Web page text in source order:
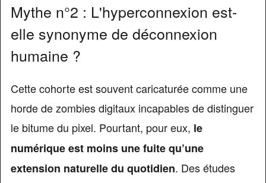
Mythe n°2 : L'hyperconnexion est-
elle synonyme de déconnexion
humaine ?
Cette cohorte est souvent caricaturée comme une
horde de zombies digitaux incapables de distinguer
le bitume du pixel. Pourtant, pour eux, le
numérique est moins une fuite qu’une
extension naturelle du quotidien. Des études